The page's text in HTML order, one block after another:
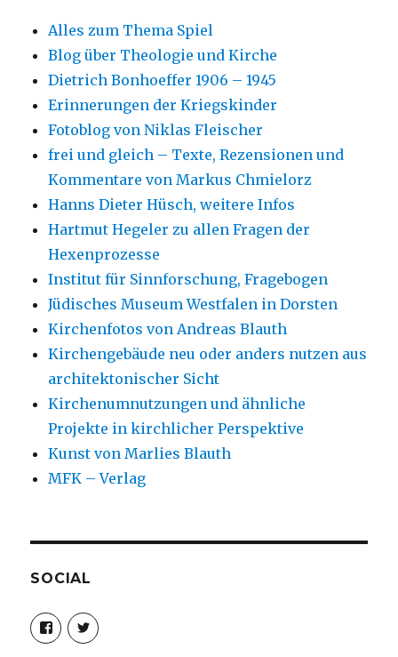
Alles zum Thema Spiel
Blog über Theologie und Kirche
Dietrich Bonhoeffer 1906 – 1945
Erinnerungen der Kriegskinder
Fotoblog von Niklas Fleischer
frei und gleich – Texte, Rezensionen und
Kommentare von Markus Chmielorz
Hanns Dieter Hüsch, weitere Infos
Hartmut Hegeler zu allen Fragen der
Hexenprozesse
Institut für Sinnforschung, Fragebogen
Jüdisches Museum Westfalen in Dorsten
Kirchenfotos von Andreas Blauth
Kirchengebäude neu oder anders nutzen aus
architektonischer Sicht
Kirchenumnutzungen und ähnliche
Projekte in kirchlicher Perspektive
Kunst von Marlies Blauth
MFK – Verlag
SOCIAL
Profil
von
christoph.fleischer1
Profil
von